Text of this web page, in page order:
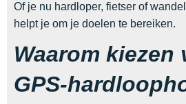
Of je nu hardloper, fietser of
helpt je om je doelen te bereiken.
Waarom kiezen
GPS-